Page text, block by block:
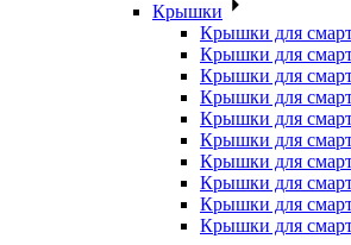
Крышки
Крышки для
Крышки для
Крышки для
Крышки для
Крышки для
Крышки для
Крышки для
Крышки для
Крышки для
Крышки для